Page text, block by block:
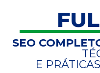
SEO
E PRÁTICAS